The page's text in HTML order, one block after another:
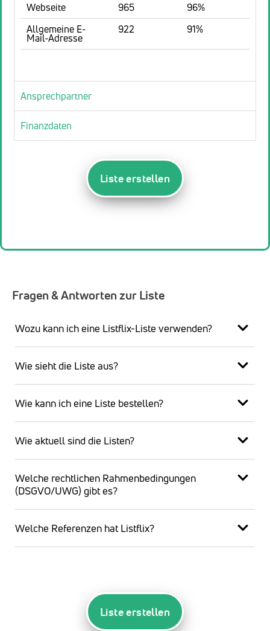
Webseite
965
96%
Allgemeine E-
Mail-Adresse
922 91%
Ansprechpartner
Finanzdaten
Liste erstellen
Fragen & Antworten zur Liste
Wozu kann ich eine Listflix-Liste verwenden?
Wie sieht die Liste aus?
Wie kann ich eine Liste bestellen?
Wie aktuell sind die Listen?
Welche rechtlichen Rahmenbedingungen
(DSGVO/UWG) gibt es?
Welche Referenzen hat Listflix?
Liste erstellen